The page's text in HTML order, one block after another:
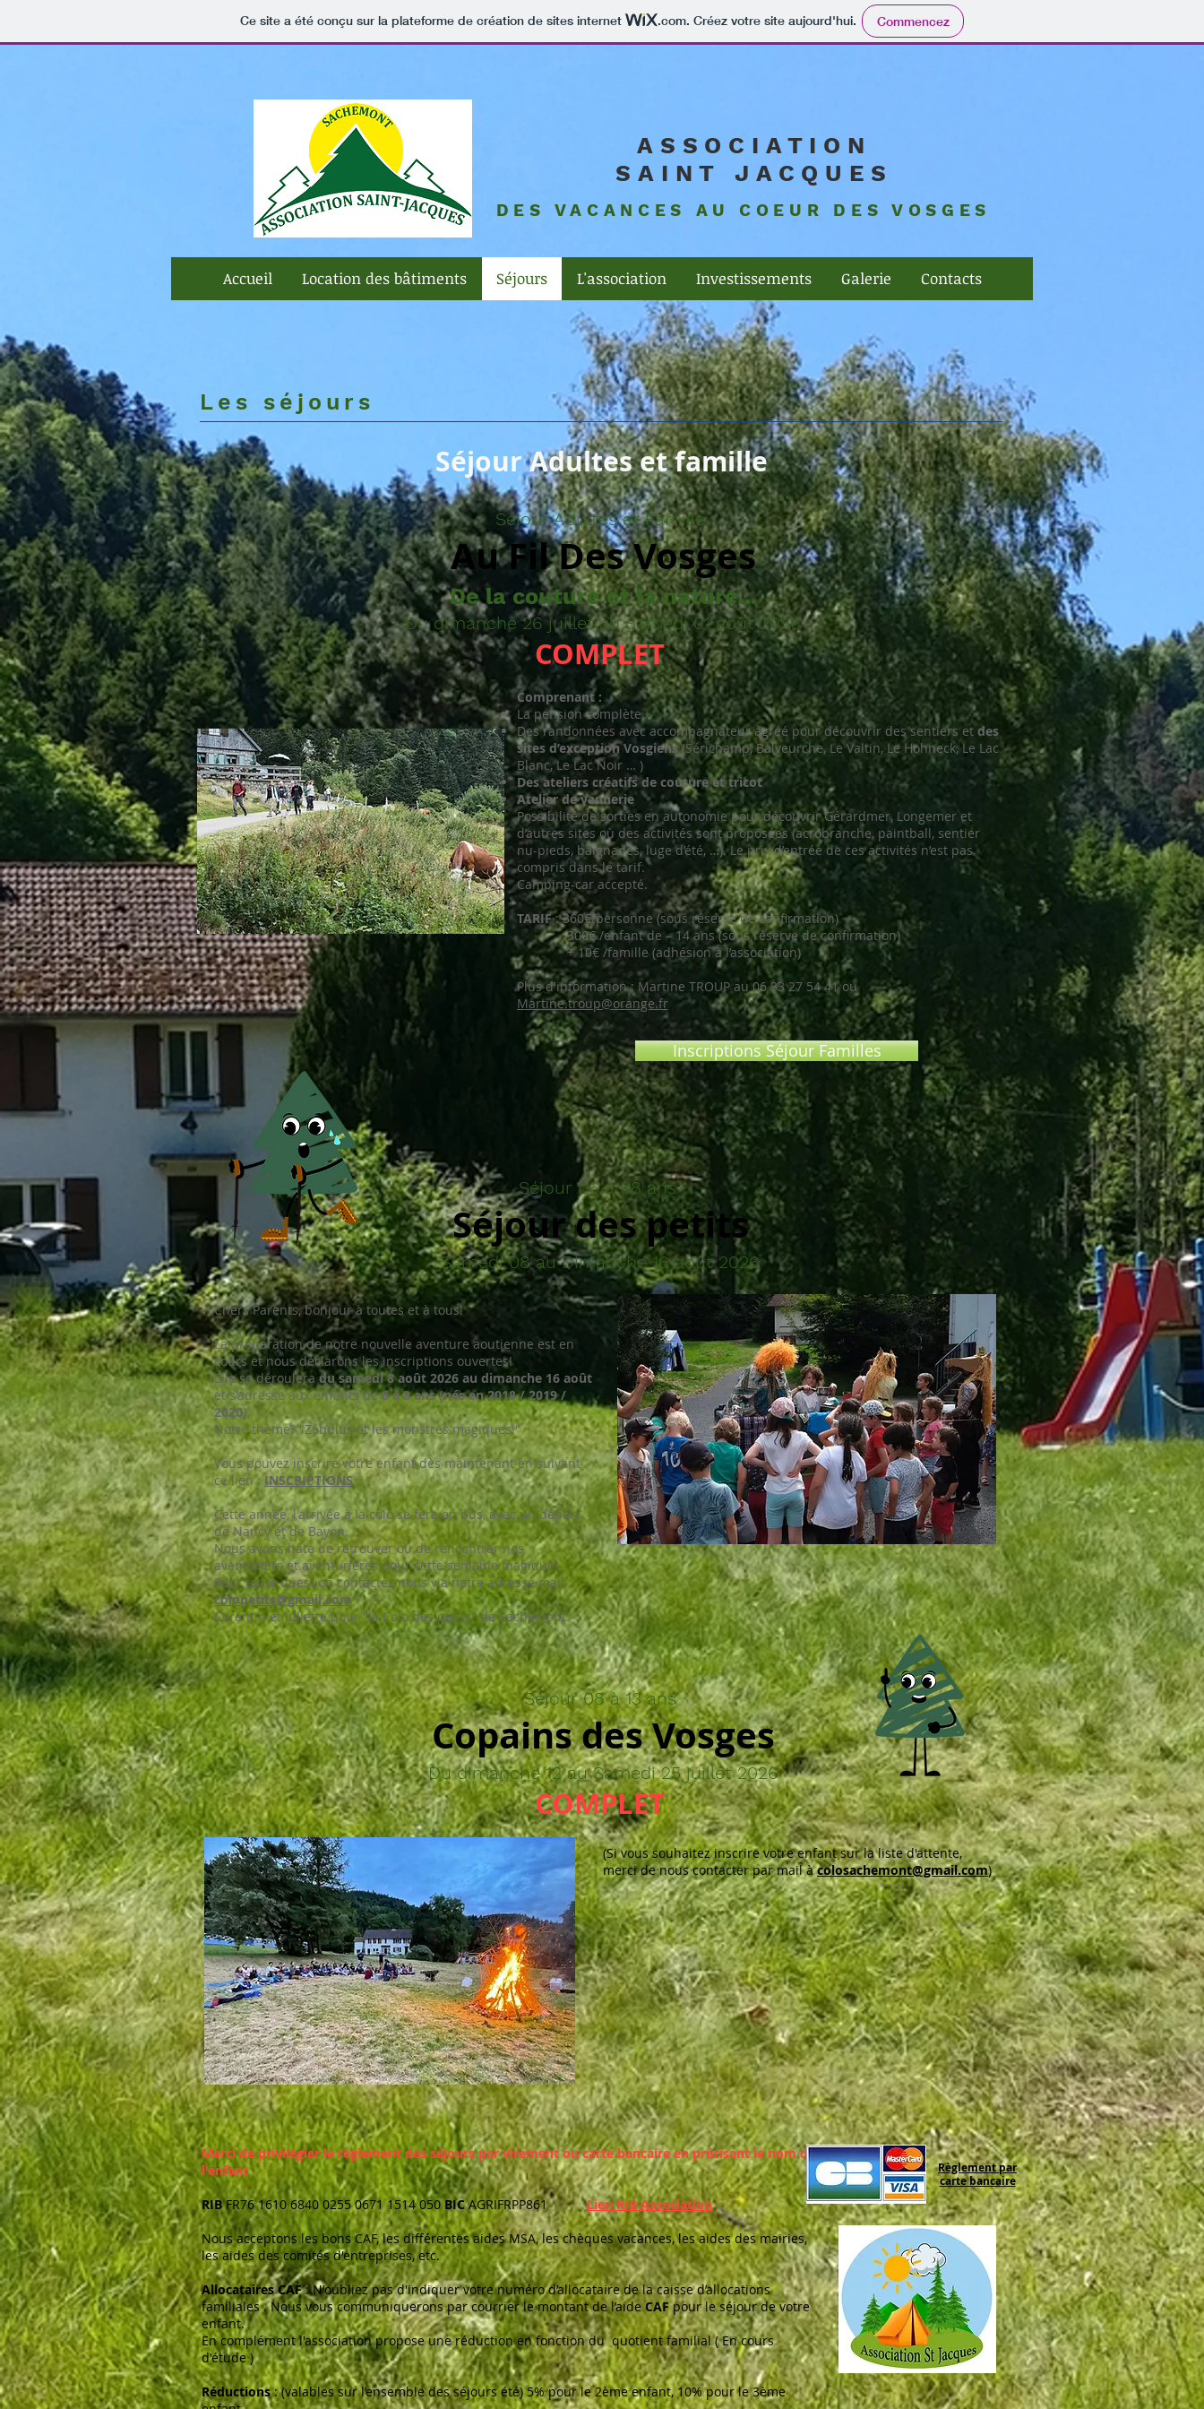
Ce site a été conçu sur la plateforme de création de sites internet .com. Créez votre site aujourd'hui. Commencez
ASSOCIATION
SAINT JACQUES
DES VACANCES AU COEUR DES VOSGES
Accueil Location des bâtiments Séjours L'association Investissements Galerie Contacts
​Les séjours
Séjour Adultes et famille
Séjour Adultes et Famille
Au Fil Des Vosges
De la couture et la nature...
Du dimanche 26 juillet au Samedi 01 août 2026
COMPLET
Comprenant :
La pension complète
Des randonnées avec accompagnateur agréé pour découvrir des sentiers etdes
sites d’exception Vosgiens(Sérichamp, Balveurche, Le Valtin, Le Hohneck, Le Lac
Blanc, Le Lac Noir … )
Des ateliers créatifs de couture et tricot
Atelier de vannerie
Possibilité de sorties en autonomie pour découvrir Gérardmer, Longemer et
d’autres sites où des activités sont proposées (acrobranche, paintball, sentier
nu-pieds, baignades, luge d’été, …). Le prix d’entrée de ces activités n’est pas
compris dans le tarif.
Camping-car accepté.
TARIF: 360€/personne (sous réserve de confirmation)
300€ /enfant de – 14 ans (sous réserve de confirmation)
+ 10€ /famille (adhésion à l’association)
Plus d'information : Martine TROUP au 06 33 27 54 41 ou
Martine.troup@orange.fr
Inscriptions Séjour Familles
Séjour 06 à 08 ans
Séjour des petits
Samedi 08 au Dimanche 16 août 2026
Chers Parents, bonjour à toutes et à tous!
La préparation de notre nouvelle aventure aoutienne est en
cours et nous déclarons les inscriptions ouvertes!
Elle se dérouleradu samedi 8 août 2026 au dimanche 16 août
et s'adresse aux enfants de6 à 8 ans (nés en 2018 / 2019 /
2020),
Notre thème? "Zébulus et les monstres magiques!"
Vous pouvez inscrire votre enfant dès maintenant en suivant
ce lien :INSCRIPTIONS
Cette année, l'arrivée à la colo se fera en bus, avec un départ
de Nancy et de Bayon.
Nous avons hâte de retrouver ou de rencontrer nos
aventuriers et aventurières pour cette semaine magique!
Pour toute question contactez nous via notre adresse mail :
colopetits@gmail.com
Corentin et Juliette pour "la Colo des petits" de Sachemont
Séjour 08 à 13 ans
Copains des Vosges
Du dimanche 12 au Samedi 25 juillet 2026
COMPLET
(Si vous souhaitez inscrire votre enfant sur la liste d'attente,
merci de nous contacter par mail àcolosachemont@gmail.com)
Merci de privilégier le règlement des séjours par virement ou carte bancaire en précisant le nom de
l'enfant
RIBFR76 1610 6840 0255 0671 1514 050BICAGRIFRPP861Lien RIB Association
Nous acceptons les bons CAF, les différentes aides MSA, les chèques vacances, les aides des mairies,
les aides des comités d'entreprises, etc.
Allocataires CAF: N'oubliez pas d'indiquer votre numéro d’allocataire de la caisse d’allocations
familiales . Nous vous communiquerons par courrier le montant de l’aideCAFpour le séjour de votre
enfant.
En complément l'association propose une réduction en fonction du quotient familial ( En cours
d'étude )
Réductions: (valables sur l’ensemble des séjours été) 5% pour le 2ème enfant, 10% pour le 3ème
Règlement par
carte bancaire